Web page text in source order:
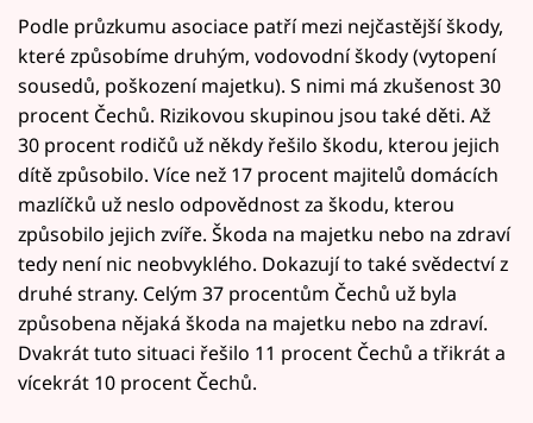
Podle průzkumu asociace patří mezi nejčastější škody,
které způsobíme druhým, vodovodní škody (vytopení
sousedů, poškození majetku). S nimi má zkušenost 30
procent Čechů. Rizikovou skupinou jsou také děti. Až
30 procent rodičů už někdy řešilo škodu, kterou jejich
dítě způsobilo. Více než 17 procent majitelů domácích
mazlíčků už neslo odpovědnost za škodu, kterou
způsobilo jejich zvíře. Škoda na majetku nebo na zdraví
tedy není nic neobvyklého. Dokazují to také svědectví z
druhé strany. Celým 37 procentům Čechů už byla
způsobena nějaká škoda na majetku nebo na zdraví.
Dvakrát tuto situaci řešilo 11 procent Čechů a třikrát a
vícekrát 10 procent Čechů.